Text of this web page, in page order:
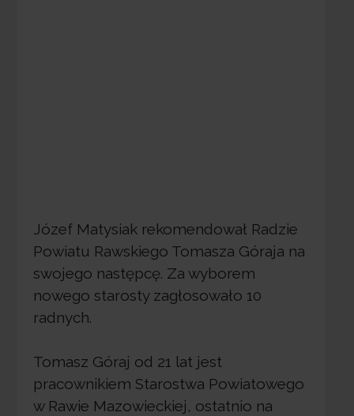
Józef Matysiak rekomendował Radzie
Powiatu Rawskiego Tomasza Góraja na
swojego następcę. Za wyborem
nowego starosty zagłosowało 10
radnych.
Tomasz Góraj od 21 lat jest
pracownikiem Starostwa Powiatowego
w Rawie Mazowieckiej, ostatnio na